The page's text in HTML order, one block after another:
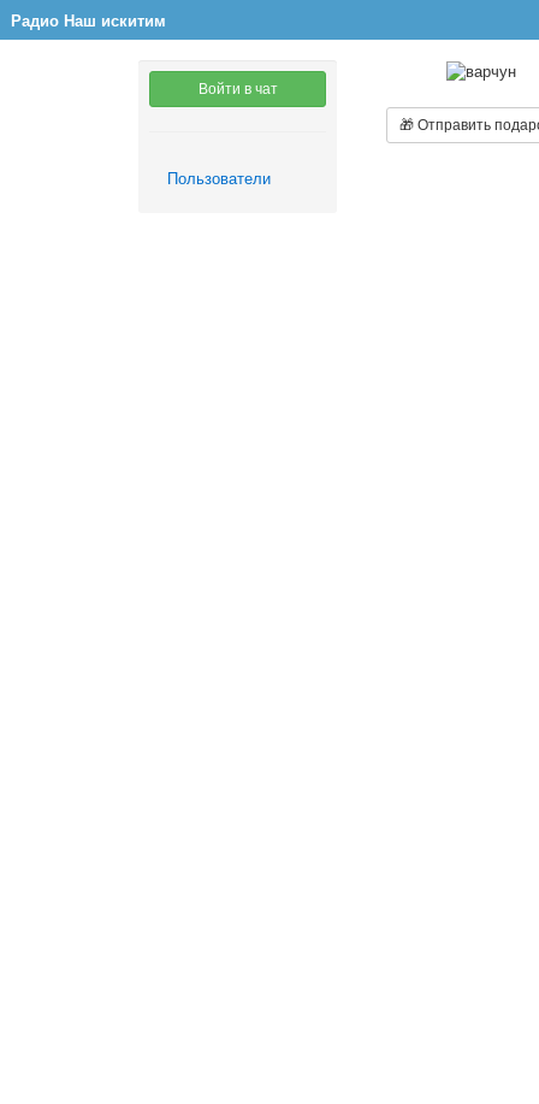
Радио Наш искитим
Войти в чат
Пользователи
🎁 Отправить